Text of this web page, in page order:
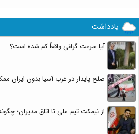
یادداشت
آیا سرعت گرانی واقعاً کم شده است؟
صلح پایدار در غرب آسیا بدون ایران
از نیمکت تیم ملی تا اتاق مدیران؛